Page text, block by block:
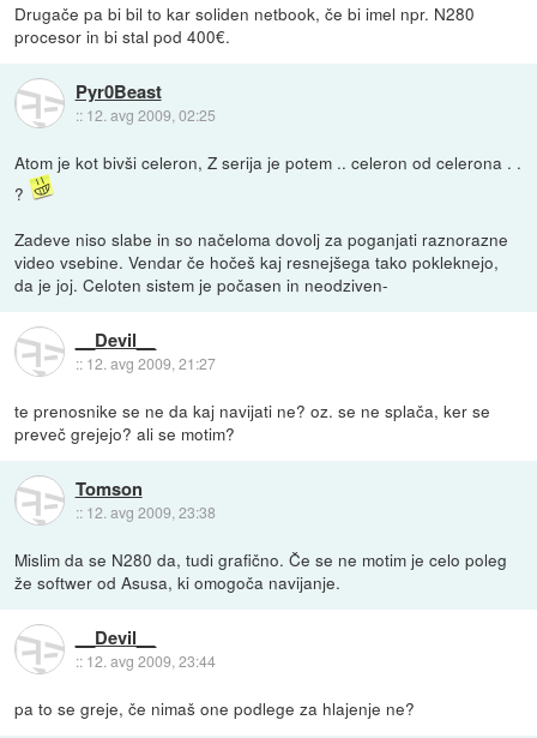
Drugače pa bi bil to kar soliden netbook, če bi imel npr. N280
procesor in bi stal pod 400€.
Pyr0Beast
:: 12. avg 2009, 02:25
Atom je kot bivši celeron, Z serija je potem .. celeron od celerona . .
?
Zadeve niso slabe in so načeloma dovolj za poganjati raznorazne
video vsebine. Vendar če hočeš kaj resnejšega tako pokleknejo,
da je joj. Celoten sistem je počasen in neodziven-
__Devil__
:: 12. avg 2009, 21:27
te prenosnike se ne da kaj navijati ne? oz. se ne splača, ker se
preveč grejejo? ali se motim?
Tomson
:: 12. avg 2009, 23:38
Mislim da se N280 da, tudi grafično. Če se ne motim je celo poleg
že softwer od Asusa, ki omogoča navijanje.
__Devil__
:: 12. avg 2009, 23:44
pa to se greje, če nimaš one podlege za hlajenje ne?